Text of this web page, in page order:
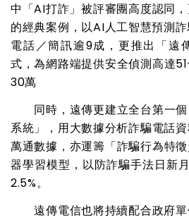
中「AI打詐」被評審團高度認同
的經典案例，以AI人工智慧預測
電話／簡訊逾9成，更推出「遠
式，為網路端提供安全偵測高達
30萬
同時，遠傳更建立全台第一個
系統」，用大數據分析詐騙電話
萬通數據，亦運籌「詐騙行為特
器學習模型，以防詐騙手法日新
2.5%。
遠傳電信也將持續配合政府單